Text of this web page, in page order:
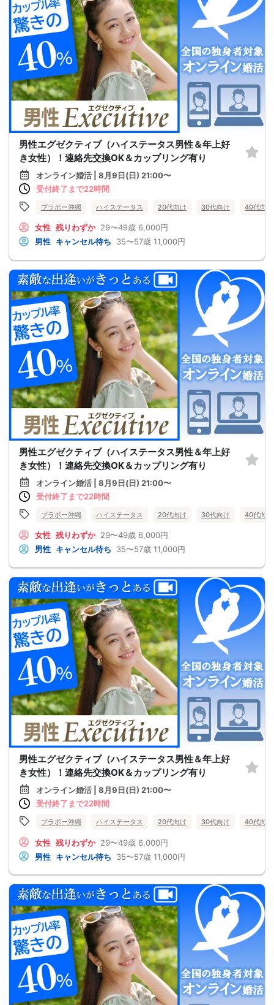
男性エグゼクティブ（ハイステータス男性＆年上好
き女性）！連絡先交換OK＆カップリング有り
オンライン婚活 | 8月9日(日) 21:00〜
受付終了まで22時間
ブラボー沖縄 ハイステータス 20代向け 30代向け 40代向け
女性 残りわずか 29〜49歳 6,000円
男性 キャンセル待ち 35〜57歳 11,000円
男性エグゼクティブ（ハイステータス男性＆年上好
き女性）！連絡先交換OK＆カップリング有り
オンライン婚活 | 8月9日(日) 21:00〜
受付終了まで22時間
ブラボー沖縄 ハイステータス 20代向け 30代向け 40代向け
女性 残りわずか 29〜49歳 6,000円
男性 キャンセル待ち 35〜57歳 11,000円
男性エグゼクティブ（ハイステータス男性＆年上好
き女性）！連絡先交換OK＆カップリング有り
オンライン婚活 | 8月9日(日) 21:00〜
受付終了まで22時間
ブラボー沖縄 ハイステータス 20代向け 30代向け 40代向け
女性 残りわずか 29〜49歳 6,000円
男性 キャンセル待ち 35〜57歳 11,000円